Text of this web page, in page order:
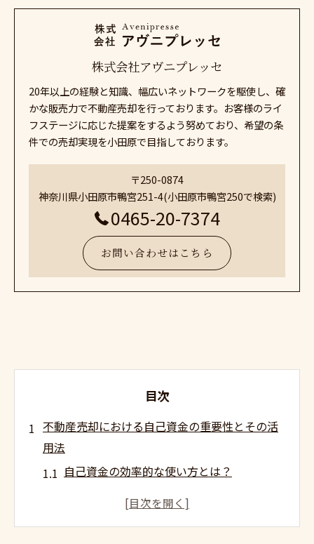
株式会社アヴニプレッセ
20年以上の経験と知識、幅広いネットワークを駆使し、確
かな販売力で不動産売却を行っております。お客様のライ
フステージに応じた提案をするよう努めており、希望の条
件での売却実現を小田原で目指しております。
〒250-0874
神奈川県小田原市鴨宮251-4(小田原市鴨宮250で検索)
0465-20-7374
お問い合わせはこちら
目次
不動産売却における自己資金の重要性とその活
用法
自己資金の効率的な使い方とは？
売却時に必要な自己資金の額を見極める